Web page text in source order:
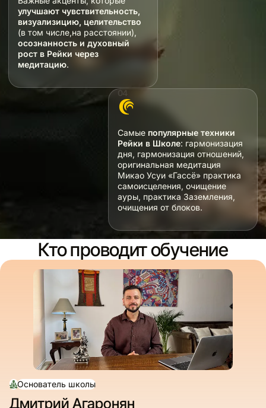
улучшают чувствительность,
визуализицию, целительство
(в том числе,на расстоянии),
осознанность и духовный
рост в Рейки через
медитацию.
Самые популярные техники
Рейки в Школе: гармонизация
дня, гармонизация отношений,
оригинальная медитация
Микао Усуи «Гассё» практика
самоисцеления, очищение
ауры, практика Заземления,
очищения от блоков.
Кто проводит обучение
Основатель школы
Дмитрий Агаронян